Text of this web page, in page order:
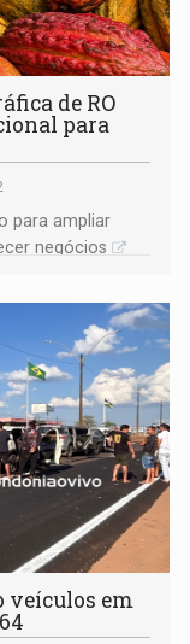
de RO
para
para ampliar
negócios
veículos em